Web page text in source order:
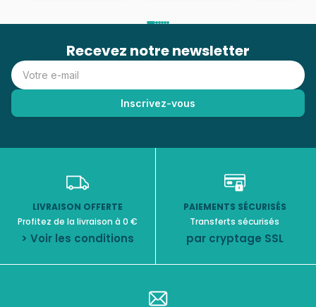
Recevez notre newsletter
LIVRAISON OFFERTE
Profitez de la livraison à 0 €
> Voir les conditions
PAIEMENTS SÉCURISÉS
Transferts sécurisés
par cryptage SSL